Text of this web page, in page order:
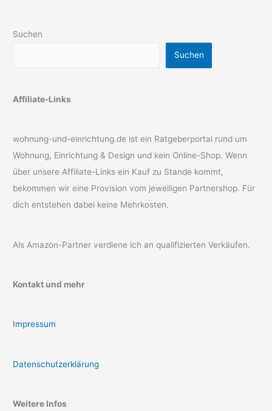
Suchen
Suchen
Affiliate-Links
wohnung-und-einrichtung.de ist ein Ratgeberportal rund um
Wohnung, Einrichtung & Design und kein Online-Shop. Wenn
über unsere Affiliate-Links ein Kauf zu Stande kommt,
bekommen wir eine Provision vom jeweiligen Partnershop. Für
dich entstehen dabei keine Mehrkosten.
Als Amazon-Partner verdiene ich an qualifizierten Verkäufen.
Kontakt und mehr
Impressum
Datenschutzerklärung
Weitere Infos